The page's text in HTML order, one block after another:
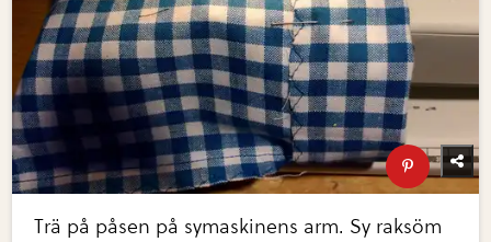
Trä på påsen på symaskinens arm. Sy raksöm